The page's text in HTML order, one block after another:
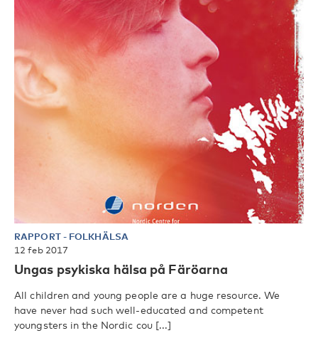
RAPPORT- FOLKHÄLSA
12 feb 2017
Ungas psykiska hälsa på Färöarna
All children and young people are a huge resource. We
have never had such well-educated and competent
youngsters in the Nordic cou [...]